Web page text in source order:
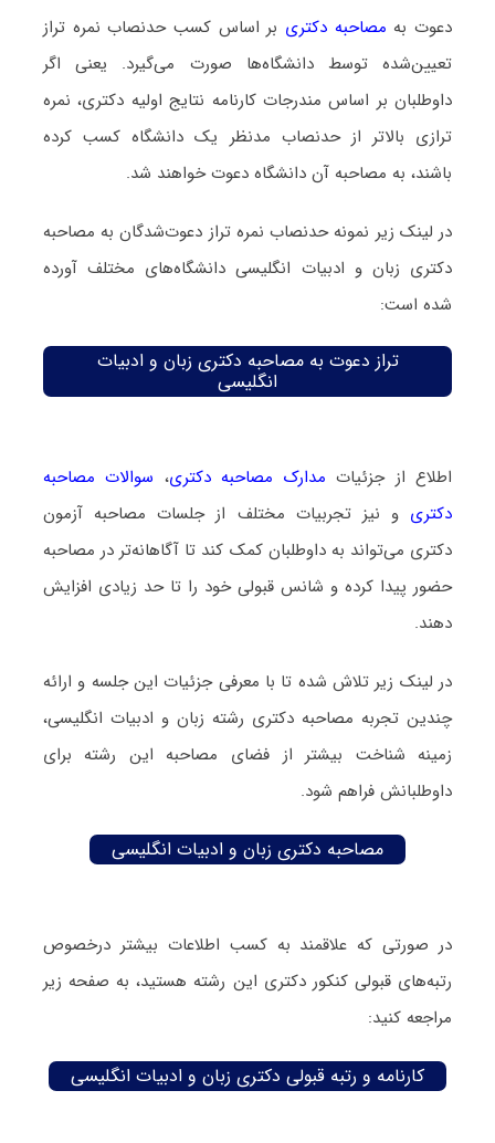
دعوت به مصاحبه دکتری بر اساس کسب حدنصاب نمره تراز
تعیین‌شده توسط دانشگاه‌ها صورت می‌گیرد. یعنی اگر
داوطلبان بر اساس مندرجات کارنامه نتایج اولیه دکتری، نمره
ترازی بالاتر از حدنصاب مدنظر یک دانشگاه کسب کرده
باشند، به مصاحبه آن دانشگاه دعوت خواهند شد.
در لینک زیر نمونه حدنصاب نمره تراز دعوت‌شدگان به مصاحبه
دکتری زبان و ادبیات انگلیسی دانشگاه‌های مختلف آورده
شده است:
تراز دعوت به مصاحبه دکتری زبان و ادبیات
انگلیسی
اطلاع از جزئیات مدارک مصاحبه دکتری، سوالات مصاحبه
دکتری و نیز تجربیات مختلف از جلسات مصاحبه آزمون
دکتری می‌تواند به داوطلبان کمک کند تا آگاهانه‌تر در مصاحبه
حضور پیدا کرده و شانس قبولی خود را تا حد زیادی افزایش
دهند.
در لینک زیر تلاش شده تا با معرفی جزئیات این جلسه و ارائه
چندین تجربه مصاحبه دکتری رشته زبان و ادبیات انگلیسی،
زمینه شناخت بیشتر از فضای مصاحبه این رشته برای
داوطلبانش فراهم شود.
مصاحبه دکتری زبان و ادبیات انگلیسی
در صورتی که علاقمند به کسب اطلاعات بیشتر درخصوص
رتبه‌های قبولی کنکور دکتری این رشته هستید، به صفحه زیر
مراجعه کنید:
کارنامه و رتبه قبولی دکتری زبان و ادبیات انگلیسی